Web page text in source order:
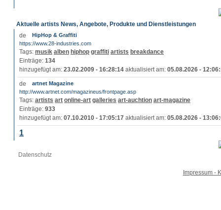
Aktuelle artists News, Angebote, Produkte und Dienstleistungen
HipHop & Graffiti
https://www.28-industries.com
Tags: musik alben hiphop graffiti artists breakdance
Einträge: 134
hinzugefügt am: 23.02.2009 - 16:28:14 aktualisiert am: 05.08.2026 -
artnet Magazine
http://www.artnet.com/magazineus/frontpage.asp
Tags: artists art online-art galleries art-auchtion art-magazine
Einträge: 933
hinzugefügt am: 07.10.2010 - 17:05:17 aktualisiert am: 05.08.2026 -
1
Datenschutz
Impressum -